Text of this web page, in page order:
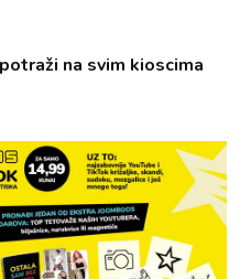
na svim kioscima